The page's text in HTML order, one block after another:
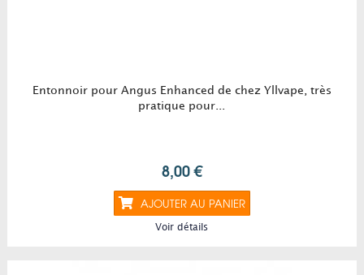
Entonnoir pour Angus Enhanced de chez Yllvape, très
pratique pour...
8,00 €
AJOUTER AU PANIER
Voir détails